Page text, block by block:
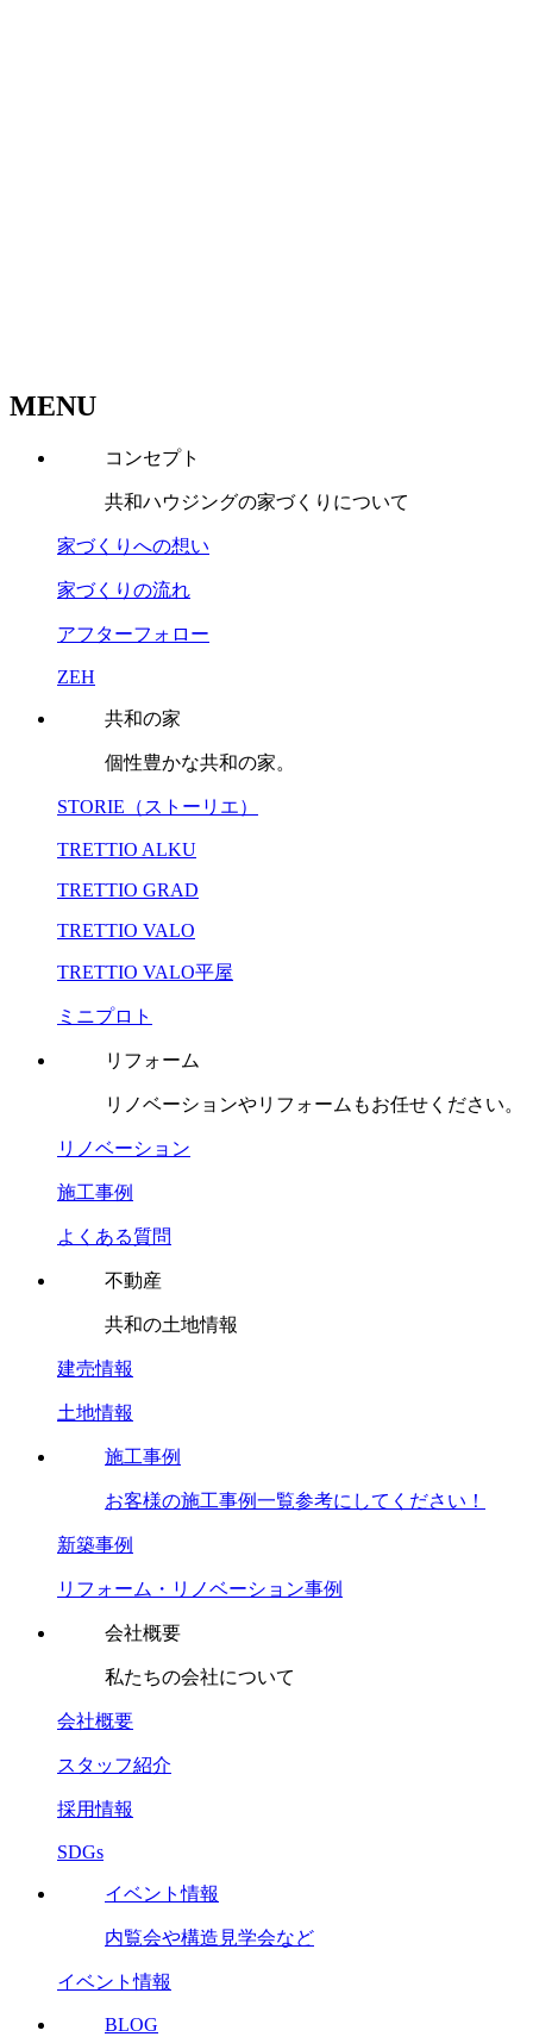
MENU
コンセプト
共和ハウジングの家づくりについて
家づくりへの想い
家づくりの流れ
アフターフォロー
ZEH
共和の家
個性豊かな共和の家。
STORIE（ストーリエ）
TRETTIO ALKU
TRETTIO GRAD
TRETTIO VALO
TRETTIO VALO平屋
ミニプロト
リフォーム
リノベーションやリフォームもお任せください。
リノベーション
施工事例
よくある質問
不動産
共和の土地情報
建売情報
土地情報
施工事例
お客様の施工事例一覧参考にしてください！
新築事例
リフォーム・リノベーション事例
会社概要
私たちの会社について
会社概要
スタッフ紹介
採用情報
SDGs
イベント情報
内覧会や構造見学会など
イベント情報
BLOG